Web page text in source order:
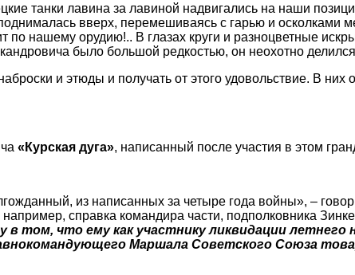
танки лавина за лавиной надвигались на наши
вверх, перемешиваясь с гарью и осколками
нашему орудию!.. В глазах круги и разноцветные
было большой редкостью, он неохотно
и этюды и получать от этого удовольствие. В
«Курская дуга», написанный после участия в этом
из написанных за четыре года войны», –
справка командира части, подполковника
том, что ему как участнику ликвидации летнего
Маршала Советского Союза